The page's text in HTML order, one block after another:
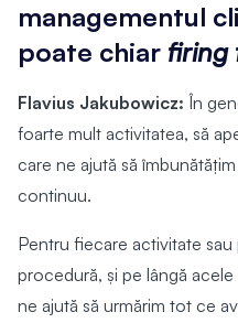
managementul
poate chiar firing
Flavius Jakubowicz: În
foarte mult activitatea, să
care ne ajută să
continuu.
Pentru fiecare activitate
procedură, și pe lângă
ne ajută să urmărim tot ce